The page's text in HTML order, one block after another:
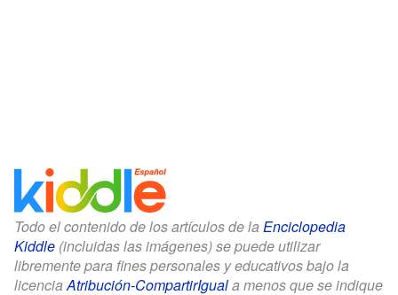
Todo el contenido de los artículos de la Enciclopedia
Kiddle (incluidas las imágenes) se puede utilizar
libremente para fines personales y educativos bajo la
licenciaAtribución-CompartirIguala menos que se indique